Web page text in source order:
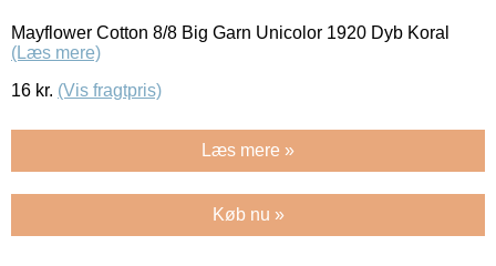
Mayflower Cotton 8/8 Big Garn Unicolor 1920 Dyb Koral
(Læs mere)
16 kr. (Vis fragtpris)
Læs mere »
Køb nu »